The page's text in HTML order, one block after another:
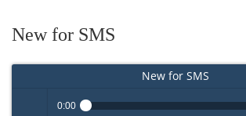
New for SMS
New for SMS
0:00